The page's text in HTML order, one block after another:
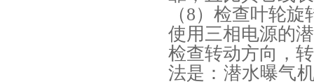
（8）检查叶轮旋
使用三相电源的
检查转动方向，
法是：潜水曝气